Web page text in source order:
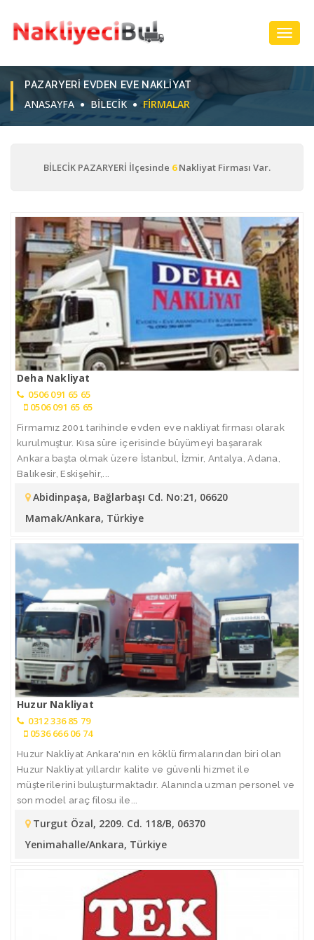
PAZARYERI EVDEN EVE NAKLIYAT
ANASAYFA BİLECİK FIRMALAR
BİLECİK PAZARYERİ İlçesinde 6Nakliyat Firması Var.
Deha Nakliyat
0506 091 65 65
0506 091 65 65
Firmamız 2001 tarihinde evden eve nakliyat firması olarak
kurulmuştur. Kısa süre içerisinde büyümeyi başararak
Ankara başta olmak üzere İstanbul, İzmir, Antalya, Adana,
Balıkesir, Eskişehir,...
Abidinpaşa, Bağlarbaşı Cd. No:21, 06620
Mamak/Ankara, Türkiye
Huzur Nakliyat
0312 336 85 79
0536 666 06 74
Huzur Nakliyat Ankara'nın en köklü firmalarından biri olan
Huzur Nakliyat yıllardır kalite ve güvenli hizmet ile
müşterilerini buluşturmaktadır. Alanında uzman personel ve
son model araç filosu ile...
Turgut Özal, 2209. Cd. 118/B, 06370
Yenimahalle/Ankara, Türkiye